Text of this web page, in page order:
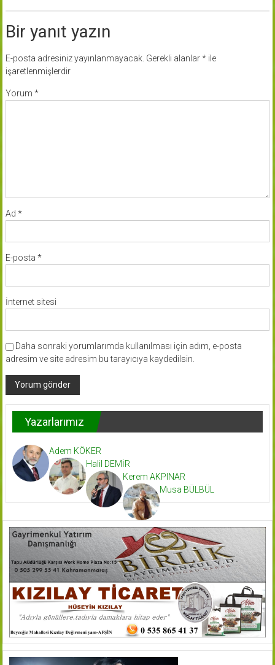
Bir yanıt yazın
E-posta adresiniz yayınlanmayacak. Gerekli alanlar*ile
işaretlenmişlerdir
Yorum *
Ad *
E-posta *
İnternet sitesi
Daha sonraki yorumlarımda kullanılması için adım, e-posta
adresim ve site adresim bu tarayıcıya kaydedilsin.
Yazarlarımız
Adem KÖKER
Halil DEMİR
Kerem AKPINAR
Musa BÜLBÜL